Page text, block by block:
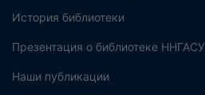
История библиотеки
Презентация о библиотеке ННГАСУ
Наши публикации